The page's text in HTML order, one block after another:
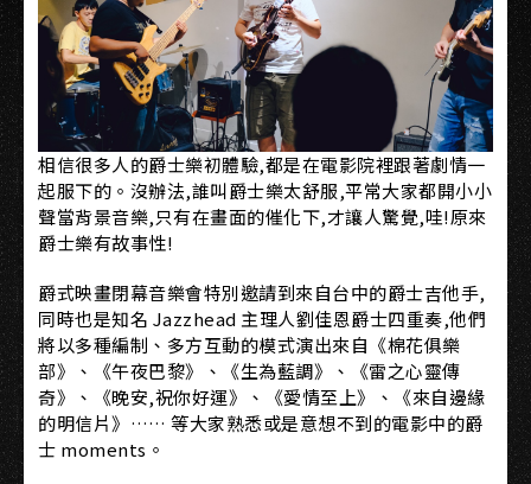
相信很多人的爵士樂初體驗,都是在電影院裡跟著劇情一
起服下的。沒辦法,誰叫爵士樂太舒服,平常大家都開小小
聲當背景音樂,只有在畫面的催化下,才讓人驚覺,哇!原來
爵士樂有故事性!
爵式映畫閉幕音樂會特別邀請到來自台中的爵士吉他手,
同時也是知名 Jazzhead 主理人劉佳恩爵士四重奏,他們
將以多種編制、多方互動的模式演出來自《棉花俱樂
部》、《午夜巴黎》、《生為藍調》、《雷之心靈傳
奇》、《晚安,祝你好運》、《愛情至上》、《來自邊緣
的明信片》…… 等大家熟悉或是意想不到的電影中的爵
士 moments。